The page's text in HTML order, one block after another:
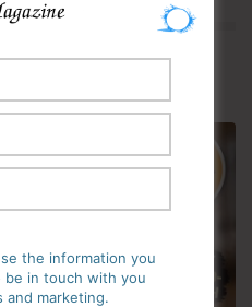
the information you
in touch with you
and marketing.